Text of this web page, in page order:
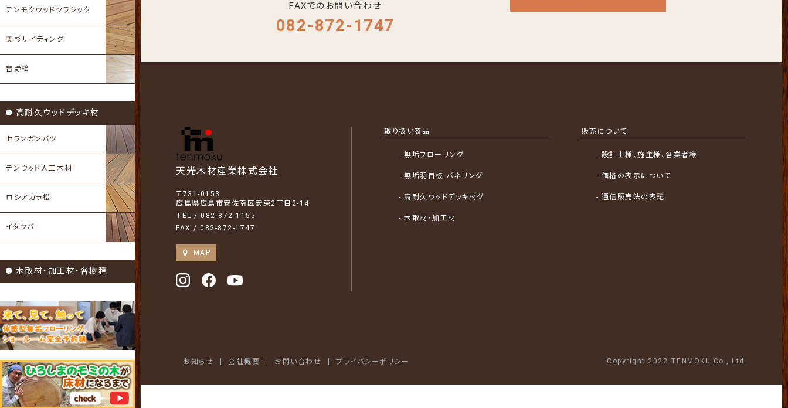
テンモクウッドクラシック
美杉サイディング
吉野桧
高耐久ウッドデッキ材
セランガンバツ
テンウッド人工木材
ロシアカラ松
イタウバ
木取材・加工材・各樹種
FAXでのお問い合わせ
082-872-1747
天光木材産業株式会社
〒731-0153
広島県広島市安佐南区安東2丁目2-14
TEL / 082-872-1155
FAX / 082-872-1747
MAP
取り扱い商品
- 無垢フローリング
- 無垢羽目板 パネリング
- 高耐久ウッドデッキ材グ
- 木取材・加工材
販売について
- 設計士様、施主様、各業者様
- 価格の表示について
- 通信販売法の表記
お知らせ 会社概要 お問い合わせ プライバシーポリシー Copyright 2022 TENMOKU Co., Ltd.